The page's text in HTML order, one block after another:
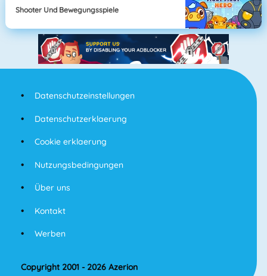
Shooter Und Bewegungsspiele
Datenschutzeinstellungen
Datenschutzerklaerung
Cookie erklaerung
Nutzungsbedingungen
Über uns
Kontakt
Werben
Copyright 2001 - 2026 Azerion